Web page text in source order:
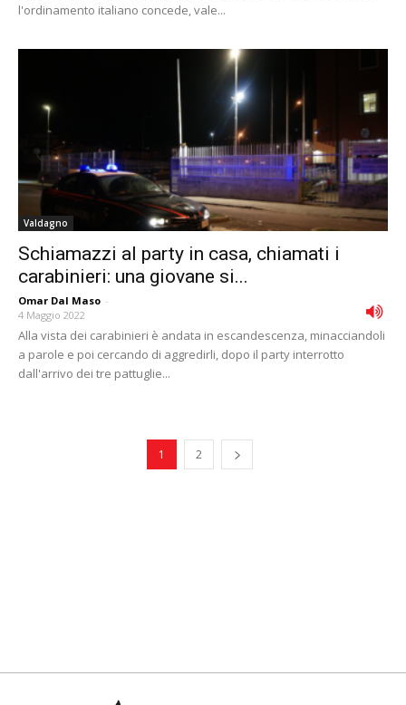
l'ordinamento italiano concede, vale...
Valdagno
Schiamazzi al party in casa, chiamati i
carabinieri: una giovane si...
Omar Dal Maso -
4 Maggio 2022
Alla vista dei carabinieri è andata in escandescenza, minacciandoli
a parole e poi cercando di aggredirli, dopo il party interrotto
dall'arrivo dei tre pattuglie...
1 2